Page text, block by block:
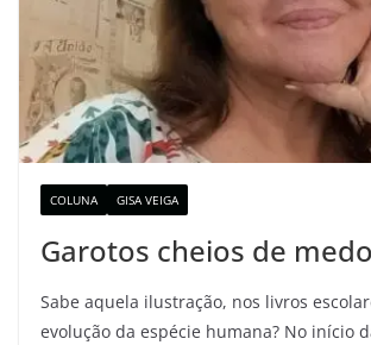
COLUNA GISA VEIGA
Garotos cheios de medo
Sabe aquela ilustração, nos livros
evolução da espécie humana? No início